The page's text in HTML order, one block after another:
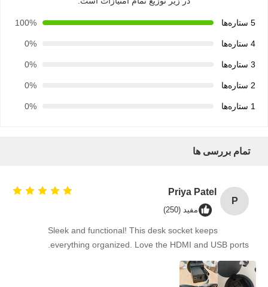
5 ستاره‌ها 100%
4 ستاره‌ها 0%
3 ستاره‌ها 0%
2 ستاره‌ها 0%
1 ستاره‌ها 0%
تمام بررسی ها
P
Priya Patel
مفید (250)
Sleek and functional! This desk socket keeps
everything organized. Love the HDMI and USB ports.